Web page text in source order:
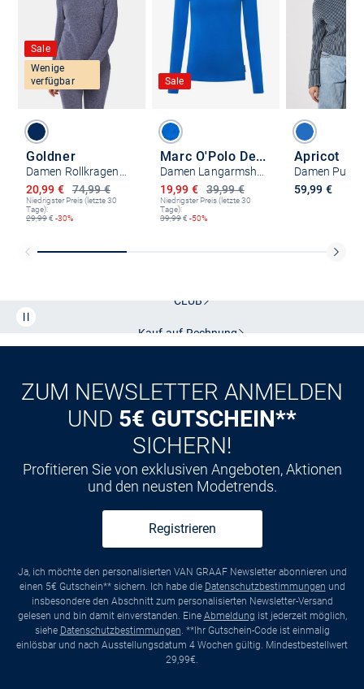
Sale
Wenige
verfügbar
Goldner
74,99 €
Ermäßigter Preis
20,99 €
Niedrigster Preis (letzte 30
Tage):
29,99€ -30%
Sale
Marc O'Polo Denim
39,99 €
Ermäßigter Preis
19,99 €
Niedrigster Preis (letzte 30
Tage):
39,99€ -50%
Apricot
Damen
59,99 €
CLUB
Kauf auf Rechnung
ZUM NEWSLETTER ANMELDEN
UND 5€ GUTSCHEIN**
SICHERN!
Profitieren Sie von exklusiven Angeboten, Aktionen
und den neusten Modetrends.
Registrieren
Ja, ich möchte den personalisierten VAN GRAAF Newsletter abonnieren und
einen 5€ Gutschein** sichern. Ich habe die Datenschutzbestimmungen und
insbesondere den Abschnitt zum personalisierten Newsletter-Versand
gelesen und bin damit einverstanden. Eine Abmeldung ist jederzeit möglich,
siehe Datenschutzbestimmungen . **Ihr Gutschein-Code ist einmalig
einlösbar und nach Ausstellungsdatum 4 Wochen gültig. Mindestbestellwert
29,99€.